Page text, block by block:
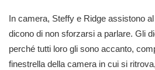
In camera, Steffy e Ridge assistono
dicono di non sforzarsi a parlare. Gli
perché tutti loro gli sono accanto,
finestrella della camera in cui si